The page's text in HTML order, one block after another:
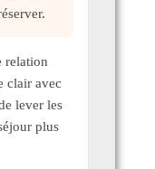
relation
clair avec
lever les
plus